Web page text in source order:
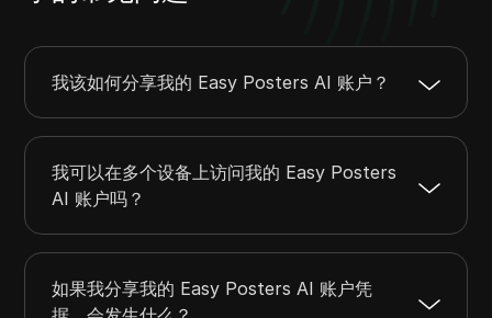
我该如何分享我的 Easy Posters AI 账户？
我可以在多个设备上访问我的 Easy Posters
AI 账户吗？
如果我分享我的 Easy Posters AI 账户凭